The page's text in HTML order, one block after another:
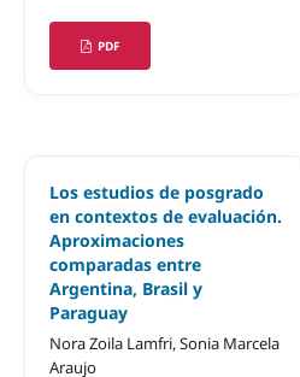
PDF
Los estudios de posgrado
en contextos de evaluación.
Aproximaciones
comparadas entre
Argentina, Brasil y
Paraguay
Nora Zoila Lamfri, Sonia Marcela
Araujo